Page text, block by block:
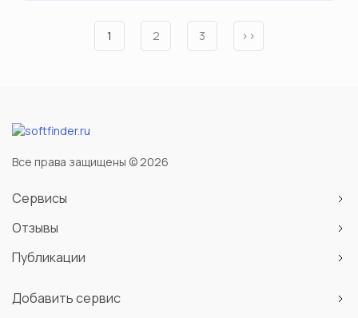
1 2 3 ››
Все права защищены © 2026
Сервисы
Отзывы
Публикации
Добавить сервис